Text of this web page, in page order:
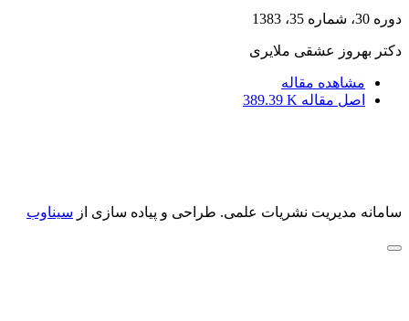
دوره 30، شماره 35، 1383
دکتر بهروز عشقی ملایری
مشاهده مقاله
اصل مقاله 389.39 K
سامانه مدیریت نشریات علمی. طراحی و پیاده سازی از سیناوب